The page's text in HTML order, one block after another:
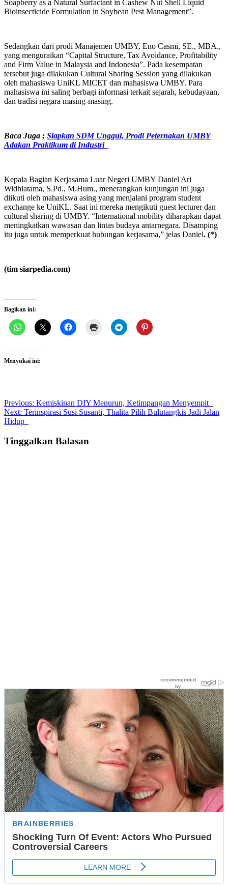
Soapberry as a Natural Surfactant in Cashew Nut Shell Liquid
Bioinsecticide Formulation in Soybean Pest Management”.
Sedangkan dari prodi Manajemen UMBY, Eno Casmi, SE., MBA.,
yang menguraikan “Capital Structure, Tax Avoidance, Profitability
and Firm Value in Malaysia and Indonesia”. Pada kesempatan
tersebut juga dilakukan Cultural Sharing Session yang dilakukan
oleh mahasiswa UniKL MICET dan mahasiswa UMBY. Para
mahasiswa ini saling berbagi informasi terkait sejarah, kebudayaan,
dan tradisi negara masing-masing.
Baca Juga ; Siapkan SDM Unggul, Prodi Peternakan UMBY
Adakan Praktikum di Industri
Kepala Bagian Kerjasama Luar Negeri UMBY Daniel Ari
Widhiatama, S.Pd., M.Hum., menerangkan kunjungan ini juga
diikuti oleh mahasiswa asing yang menjalani program student
exchange ke UniKL. Saat ini mereka mengikuti guest lecturer dan
cultural sharing di UMBY. “International mobility diharapkan dapat
meningkatkan wawasan dan lintas budaya antarnegara. Disamping
itu juga untuk memperkuat hubungan kerjasama,” jelas Daniel. (*)
(tim siarpedia.com)
Bagikan ini:
Menyukai ini:
Post
navigation
Previous: Kemiskinan DIY Menurun, Ketimpangan Menyempit
Next: Terinspirasi Susi Susanti, Thalita Pilih Bulutangkis Jadi Jalan
Hidup
Tinggalkan Balasan